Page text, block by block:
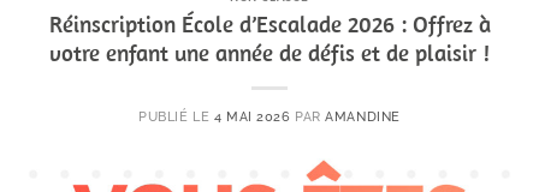
Réinscription École d’Escalade 2026 : Offrez à
votre enfant une année de défis et de plaisir !
PUBLIÉ LE 4 MAI 2026 PARAMANDINE